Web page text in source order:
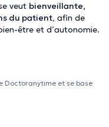
veut bienveillante,
du patient, afin de
être et d’autonomie.
Doctoranytime et se base